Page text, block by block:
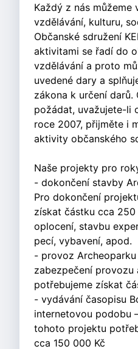
Každý z nás můžeme
vzdělávání, kulturu,
Občanské sdružení
aktivitami se řadí do
vzdělávání a proto
uvedené dary a
zákona k určení darů.
požádat, uvažujete-li
roce 2007, přijměte i
aktivity občanského
Naše projekty pro
- dokončení stavby
Pro dokončení
získat částku cca
oplocení, stavbu
pecí, vybavení, apod.
- provoz Archeoparku
zabezpečení provozu
potřebujeme získat
- vydávání časopisu
internetovou podobu
tohoto projektu
cca 150 000 Kč